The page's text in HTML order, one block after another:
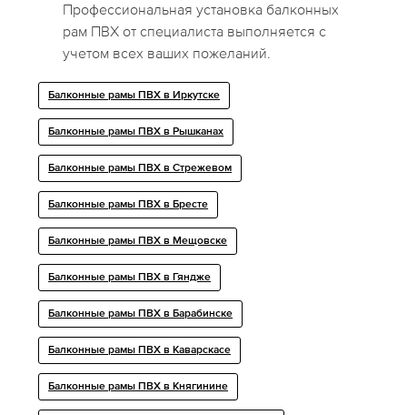
Профессиональная установка балконных
рам ПВХ от специалиста выполняется с
учетом всех ваших пожеланий.
Балконные рамы ПВХ в Иркутске
Балконные рамы ПВХ в Рышканах
Балконные рамы ПВХ в Стрежевом
Балконные рамы ПВХ в Бресте
Балконные рамы ПВХ в Мещовске
Балконные рамы ПВХ в Гяндже
Балконные рамы ПВХ в Барабинске
Балконные рамы ПВХ в Каварскасе
Балконные рамы ПВХ в Княгинине